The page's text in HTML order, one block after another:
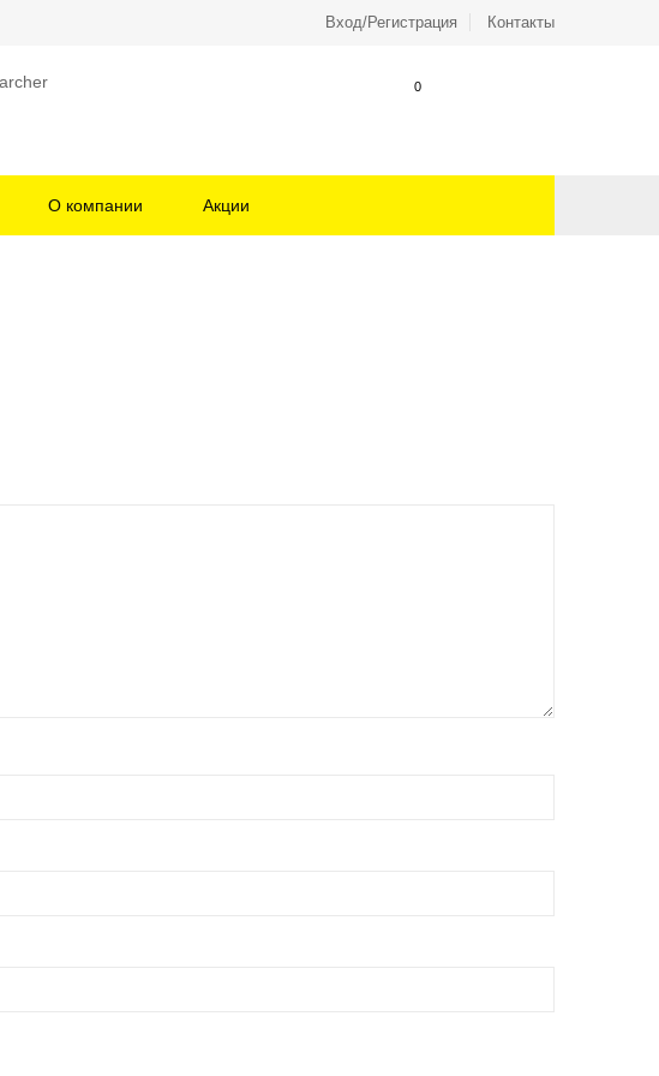
Вход/Регистрация Контакты
0
О компании Акции